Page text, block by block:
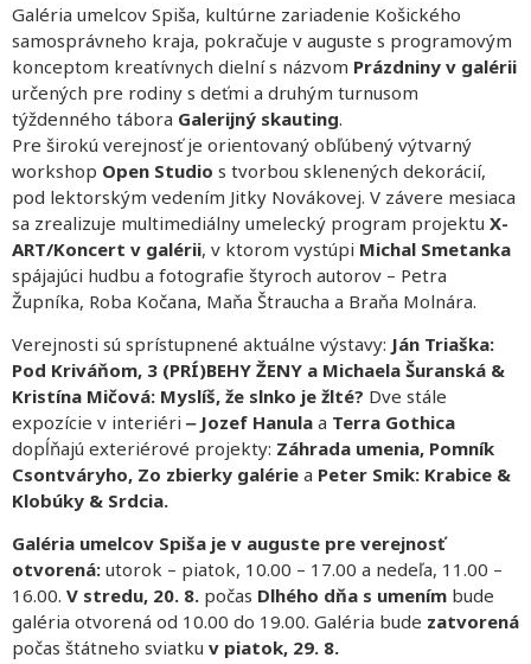
Galéria umelcov Spiša, kultúrne zariadenie Košického
samosprávneho kraja, pokračuje v auguste s programovým
konceptom kreatívnych dielní s názvom Prázdniny v galérii
určených pre rodiny s deťmi a druhým turnusom
týždenného tábora Galerijný skauting.
Pre širokú verejnosť je orientovaný obľúbený výtvarný
workshop Open Studio s tvorbou sklenených dekorácií,
pod lektorským vedením Jitky Novákovej. V závere mesiaca
sa zrealizuje multimediálny umelecký program projektu X-
ART/Koncert v galérii, v ktorom vystúpi Michal Smetanka
spájajúci hudbu a fotografie štyroch autorov – Petra
Župníka, Roba Kočana, Maňa Štraucha a Braňa Molnára.
Verejnosti sú sprístupnené aktuálne výstavy: Ján Triaška:
Pod Kriváňom, 3 (PRÍ)BEHY ŽENY a Michaela Šuranská &
Kristína Mičová: Myslíš, že slnko je žlté? Dve stále
expozície v interiéri ‒ Jozef Hanula a Terra Gothica
dopĺňajú exteriérové projekty: Záhrada umenia, Pomník
Csontváryho, Zo zbierky galérie a Peter Smik: Krabice &
Klobúky & Srdcia.
Galéria umelcov Spiša je v auguste pre verejnosť
otvorená: utorok – piatok, 10.00 – 17.00 a nedeľa, 11.00 –
16.00. V stredu, 20. 8. počas Dlhého dňa s umením bude
galéria otvorená od 10.00 do 19.00. Galéria bude zatvorená
počas štátneho sviatku v piatok, 29. 8.